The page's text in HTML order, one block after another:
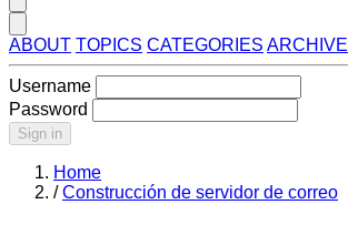
ABOUT TOPICS CATEGORIES ARCHIVE
Username
Password
Sign in
Home
/ Construcción de servidor de correo